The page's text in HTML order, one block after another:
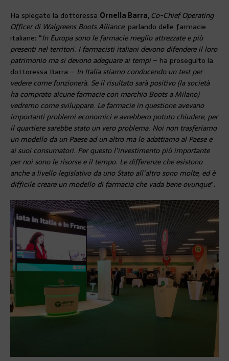
Ha spiegato la dottoressa Ornella Barra,Co-Chief Operating
Officer di Walgreens Boots Alliance, parlando delle farmacie
italiane: “In Europa sono le farmacie meglio attrezzate e più
presenti nel territori. I farmacisti italiani devono difendere il loro
patrimonio ma si devono adeguare ai tempi– ha proseguito la
dottoressa Barra – In Italia stiamo conducendo un test per
vedere come funzionerà. Se il risultato sarà positivo (la società
ha comprato alcune farmacie con marchio Boots a Milano)
vedremo come sviluppare. Le farmacie in questione avevano
importanti problemi economici e avrebbero potuto chiudere, per
il quartiere sarebbe stato un vero problema. Noi non trasferiamo
un modello da un Paese ad un altro ma lo adattiamo al Paese e
ai suoi consumatori. Per questo l’investimento più importante
per noi sono le risorse e il tempo. Le differenze che esistono
anche a livello legislativo da uno Stato all’altro sono molte, ed è
difficile creare un modello di farmacia che vada bene ovunque”.